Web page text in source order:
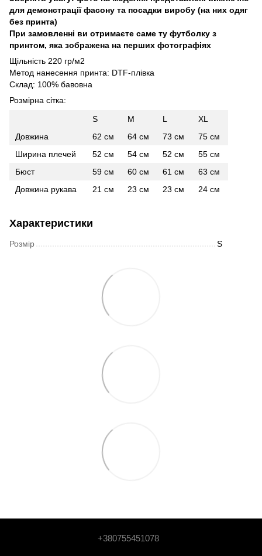
для демонстрації фасону та посадки виробу (на них одяг
без принта)
При замовленні ви отримаєте саме ту футболку з
принтом, яка зображена на перших фотографіях
Щільність 220 гр/м2
Метод нанесення принта: DTF-плівка
Склад: 100% бавовна
Розмірна сітка:
S
M L
XL
Довжина
62 см 64 см 73 см
75 см
Ширина плечей
52 см 54 см 52 см
55 см
Бюст
59 см 60 см 61 см
63 см
Довжина рукава
21 см 23 см 23 см 24 см
Характеристики
Розмір S
+380755451078